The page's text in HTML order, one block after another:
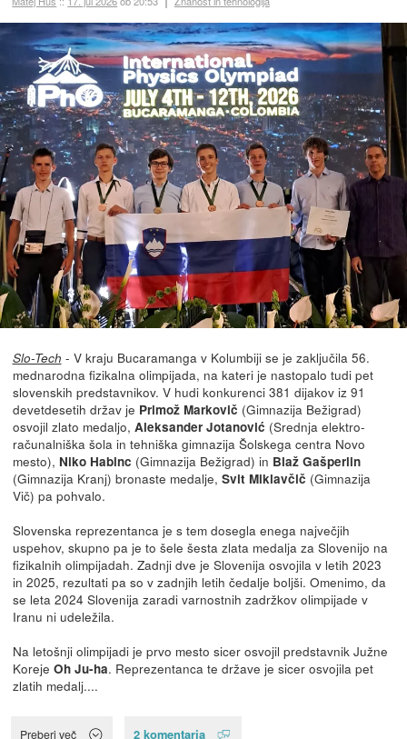
Slo-Tech - V kraju Bucaramanga v Kolumbiji se je zaključila 56.
mednarodna fizikalna olimpijada, na kateri je nastopalo tudi pet
slovenskih predstavnikov. V hudi konkurenci 381 dijakov iz 91
devetdesetih držav je Primož Markovič (Gimnazija Bežigrad)
osvojil zlato medaljo, Aleksander Jotanović (Srednja elektro-
računalniška šola in tehniška gimnazija Šolskega centra Novo
mesto), Niko Habinc (Gimnazija Bežigrad) in Blaž Gašperlin
(Gimnazija Kranj) bronaste medalje, Svit Miklavčič (Gimnazija
Vič) pa pohvalo.
Slovenska reprezentanca je s tem dosegla enega največjih
uspehov, skupno pa je to šele šesta zlata medalja za Slovenijo na
fizikalnih olimpijadah. Zadnji dve je Slovenija osvojila v letih 2023
in 2025, rezultati pa so v zadnjih letih čedalje boljši. Omenimo, da
se leta 2024 Slovenija zaradi varnostnih zadržkov olimpijade v
Iranu ni udeležila.
Na letošnji olimpijadi je prvo mesto sicer osvojil predstavnik Južne
Koreje Oh Ju-ha. Reprezentanca te države je sicer osvojila pet
zlatih medalj....
Preberi več 2 komentarja